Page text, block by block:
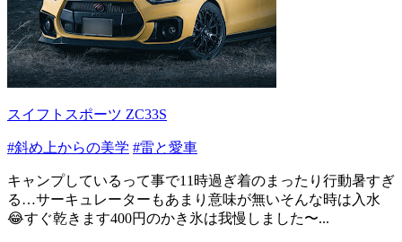
スイフトスポーツ ZC33S
#斜め上からの美学 #雷と愛車
キャンプしているって事で11時過ぎ着のまったり行動暑すぎ
る…サーキュレーターもあまり意味が無いそんな時は入水
😂すぐ乾きます400円のかき氷は我慢しました〜...